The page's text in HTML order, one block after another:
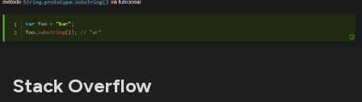
Stack Overflow